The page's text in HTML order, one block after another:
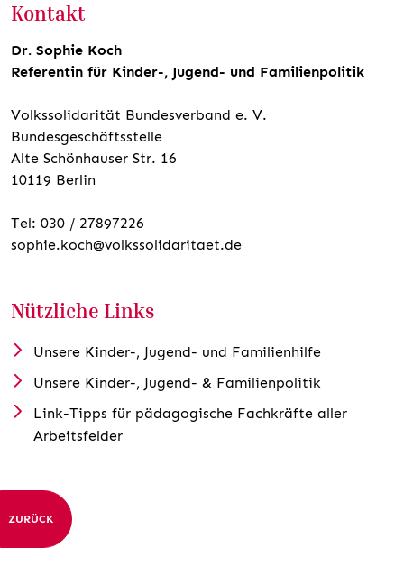
Kontakt
Dr. Sophie Koch
Referentin für Kinder-, Jugend- und Familienpolitik
Volkssolidarität Bundesverband e. V.
Bundesgeschäftsstelle
Alte Schönhauser Str. 16
10119 Berlin
Tel: 030 / 27897226
sophie.koch@volkssolidaritaet.de
Nützliche Links
Unsere Kinder-, Jugend- und Familienhilfe
Unsere Kinder-, Jugend- & Familienpolitik
Link-Tipps für pädagogische Fachkräfte aller
Arbeitsfelder
ZURÜCK